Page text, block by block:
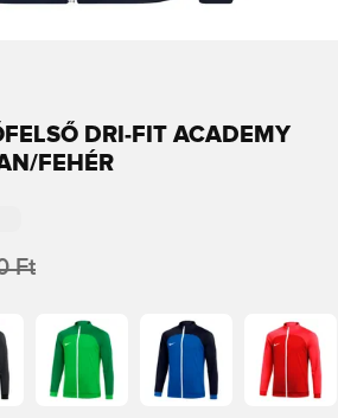
DRI-FIT ACADEMY
FEHÉR
Ft